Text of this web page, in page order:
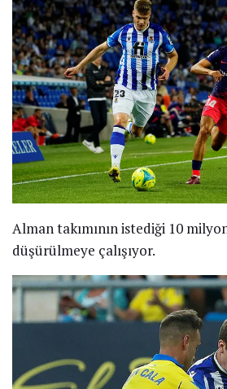
Alman takımının istediği 10
düşürülmeye çalışıyor.